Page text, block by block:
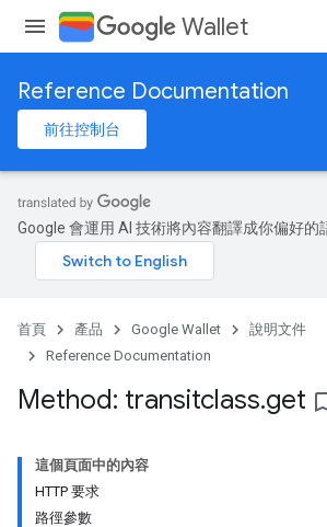
Wallet
Reference Documentation
前往控制台
Google 會運用 AI 技術將內容翻譯成你偏好的
首頁 產品 Google Wallet
說明文件
Reference Documentation
Method: transitclass.get
這個頁面中的內容
HTTP 要求
路徑參數